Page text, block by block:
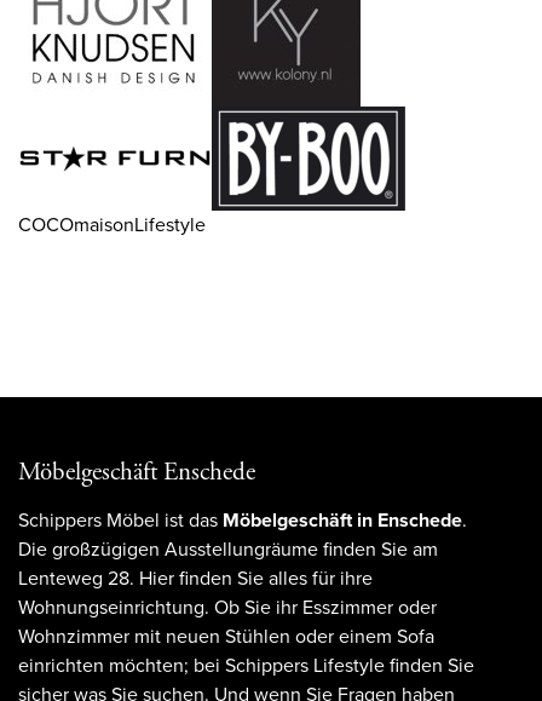
COCOmaisonLifestyle
Möbelgeschäft Enschede
Schippers Möbel ist das Möbelgeschäft in Enschede.
Die großzügigen Ausstellungräume finden Sie am
Lenteweg 28. Hier finden Sie alles für ihre
Wohnungseinrichtung. Ob Sie ihr Esszimmer oder
Wohnzimmer mit neuen Stühlen oder einem Sofa
einrichten möchten; bei Schippers Lifestyle finden Sie
sicher was Sie suchen. Und wenn Sie Fragen haben